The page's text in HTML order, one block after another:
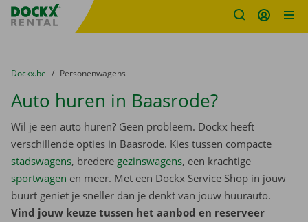
Fratello DEMO
U bevindt zich hier:
van
Dockx.be naar
Personenwagens
Auto huren in Baasrode?
Wil je een auto huren? Geen probleem. Dockx heeft
verschillende opties in Baasrode. Kies tussen compacte
stadswagens, bredere gezinswagens, een krachtige
sportwagen en meer. Met een Dockx Service Shop in jouw
buurt geniet je sneller dan je denkt van jouw huurauto.
Vind jouw keuze tussen het aanbod en reserveer